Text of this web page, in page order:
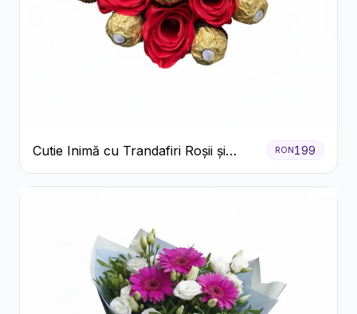
Cutie Inimă cu Trandafiri Roșii și
Ferrero Rocher
RON 199